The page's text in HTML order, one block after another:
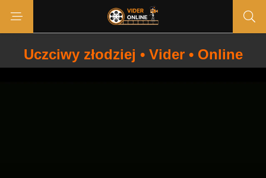
Uczciwy złodziej • Vider • Online